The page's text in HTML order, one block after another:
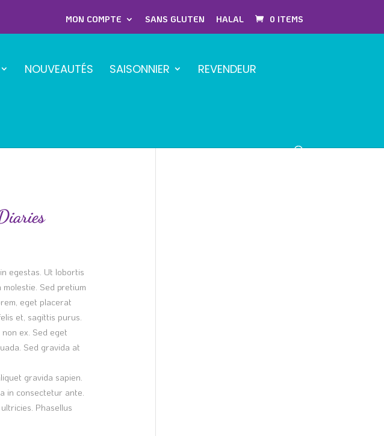
MON COMPTE SANS GLUTEN HALAL 0 ITEMS
NOUVEAUTÉS SAISONNIER REVENDEUR
egestas. Ut lobortis
Sed pretium
eget placerat
et, sagittis purus.
ex. Sed eget
Sed gravida at
gravida sapien.
in consectetur ante.
Phasellus